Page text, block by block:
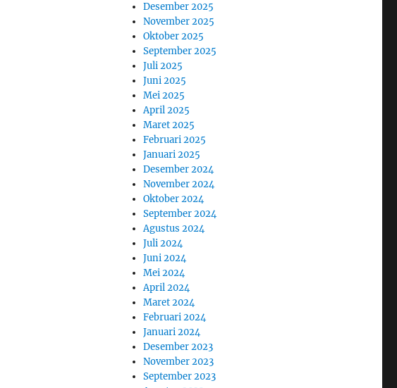
Desember 2025
November 2025
Oktober 2025
September 2025
Juli 2025
Juni 2025
Mei 2025
April 2025
Maret 2025
Februari 2025
Januari 2025
Desember 2024
November 2024
Oktober 2024
September 2024
Agustus 2024
Juli 2024
Juni 2024
Mei 2024
April 2024
Maret 2024
Februari 2024
Januari 2024
Desember 2023
November 2023
September 2023